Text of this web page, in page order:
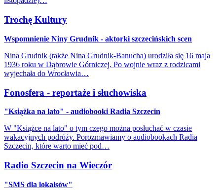
Trochę Kultury
Wspomnienie Niny Grudnik - aktorki szczecińskich scen
Nina Grudnik (także Nina Grudnik-Banucha) urodziła się 16 maja
1936 roku w Dąbrowie Górniczej. Po wojnie wraz z rodzicami
wyjechała do Wrocławia…
Fonosfera - reportaże i słuchowiska
"Książka na lato" - audiobooki Radia Szczecin
W "Książce na lato" o tym czego można posłuchać w czasie
wakacyjnych podróży. Porozmawiamy o audiobookach Radia
Szczecin, które warto mieć pod…
Radio Szczecin na Wieczór
"SMS dla lokalsów"